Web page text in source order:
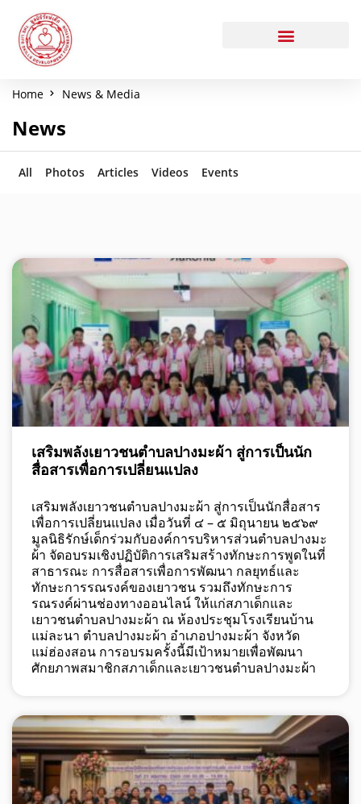
Home News & Media
News
All Photos Articles Videos Events
เสริมพลังเยาวชนตำบลปางมะผ้า สู่การเป็นนัก
สื่อสารเพื่อการเปลี่ยนแปลง
เสริมพลังเยาวชนตำบลปางมะผ้า สู่การเป็นนักสื่อสาร
เพื่อการเปลี่ยนแปลง เมื่อวันที่ ๔ – ๕ มิถุนายน ๒๕๖๙
มูลนิธิรักษ์เด็กร่วมกับองค์การบริหารส่วนตำบลปางมะ
ผ้า จัดอบรมเชิงปฏิบัติการเสริมสร้างทักษะการพูดในที่
สาธารณะ การสื่อสารเพื่อการพัฒนา กลยุทธ์และ
ทักษะการรณรงค์ของเยาวชน รวมถึงทักษะการ
รณรงค์ผ่านช่องทางออนไลน์ ให้แก่สภาเด็กและ
เยาวชนตำบลปางมะผ้า ณ ห้องประชุมโรงเรียนบ้าน
แม่ละนา ตำบลปางมะผ้า อำเภอปางมะผ้า จังหวัด
แม่ฮ่องสอน การอบรมครั้งนี้มีเป้าหมายเพื่อพัฒนา
ศักยภาพสมาชิกสภาเด็กและเยาวชนตำบลปางมะผ้า